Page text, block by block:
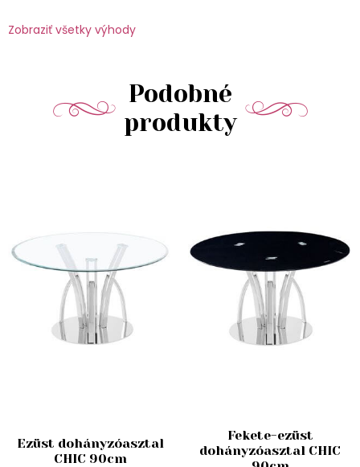
Zobraziť všetky výhody
Podobné
produkty
Ezüst dohányzóasztal
CHIC 90cm
Fekete-ezüst
dohányzóasztal CHIC